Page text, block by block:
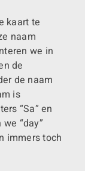
kaart te
naam
we in
de
de naam
is
“Sa” en
“day”
immers toch